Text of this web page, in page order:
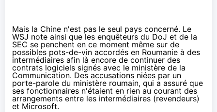
Mais la Chine n'est pas le seul pays concerné. Le
WSJ note ainsi que les enquêteurs du DoJ et de la
SEC se penchent en ce moment même sur de
possibles pots-de-vin accordés en Roumanie à des
intermédiaires afin là encore de continuer des
contrats logiciels signés avec le ministère de la
Communication. Des accusations niées par un
porte-parole du ministère roumain, qui a assuré que
ses fonctionnaires n'étaient en rien au courant des
arrangements entre les intermédiaires (revendeurs)
et Microsoft.